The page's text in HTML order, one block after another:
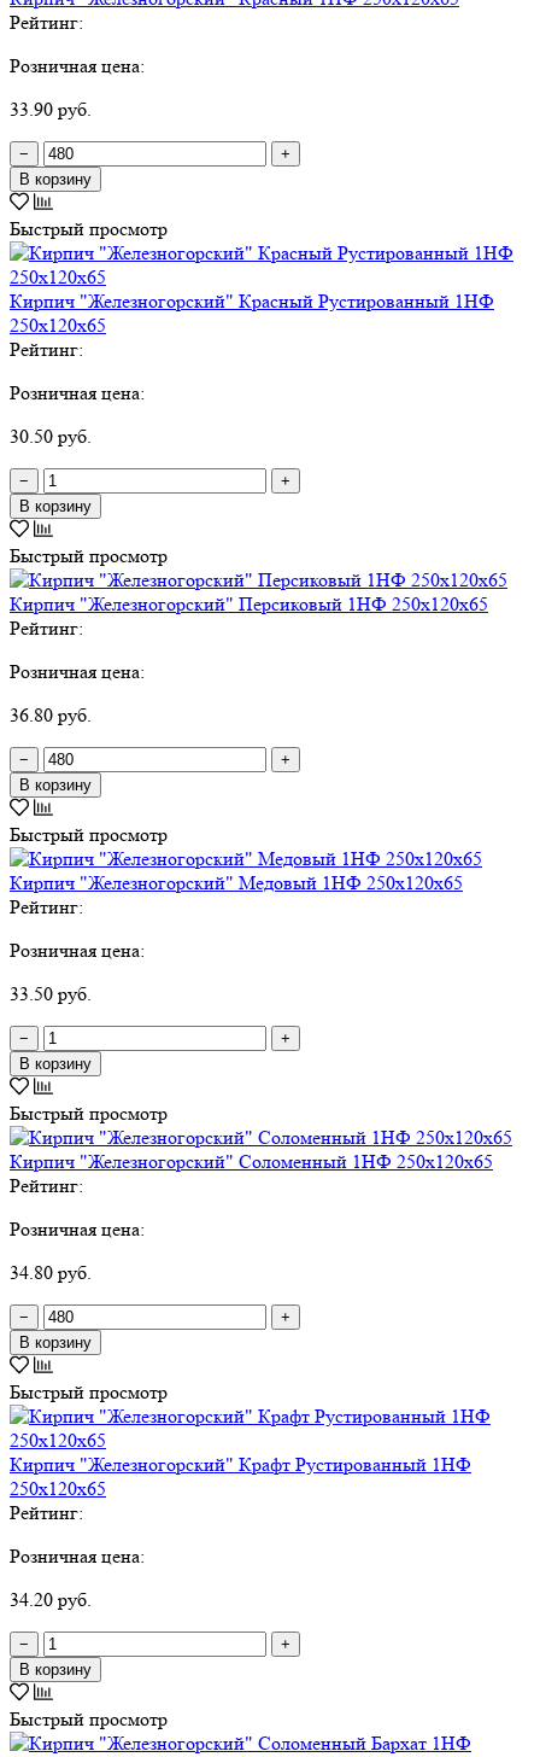
Рейтинг:
Розничная цена:
33.90 руб.
−
+
В корзину
Быстрый просмотр
Кирпич "Железногорский" Красный Рустированный 1НФ
250х120х65
Рейтинг:
Розничная цена:
30.50 руб.
−
+
В корзину
Быстрый просмотр
Кирпич "Железногорский" Персиковый 1НФ 250х120х65
Рейтинг:
Розничная цена:
36.80 руб.
−
+
В корзину
Быстрый просмотр
Кирпич "Железногорский" Медовый 1НФ 250х120х65
Рейтинг:
Розничная цена:
33.50 руб.
−
+
В корзину
Быстрый просмотр
Кирпич "Железногорский" Соломенный 1НФ 250х120х65
Рейтинг:
Розничная цена:
34.80 руб.
−
+
В корзину
Быстрый просмотр
Кирпич "Железногорский" Крафт Рустированный 1НФ
250х120х65
Рейтинг:
Розничная цена:
34.20 руб.
−
+
В корзину
Быстрый просмотр